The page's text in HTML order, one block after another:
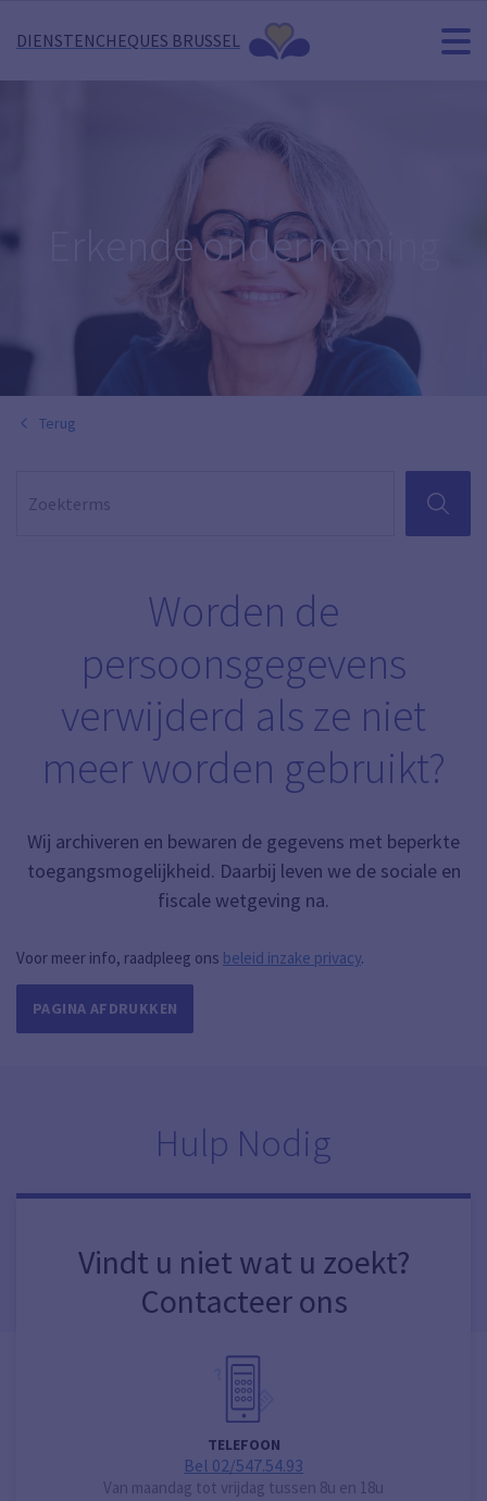
DIENSTENCHEQUES BRUSSEL
Erkende onderneming
Terug
ZOEKEN
Worden de
persoonsgegevens
verwijderd als ze niet
meer worden gebruikt?
Wij archiveren en bewaren de gegevens met beperkte
toegangsmogelijkheid. Daarbij leven we de sociale en
fiscale wetgeving na.
Voor meer info, raadpleeg ons beleid inzake privacy.
PAGINA AFDRUKKEN
Hulp Nodig
Vindt u niet wat u zoekt?
Contacteer ons
TELEFOON
Bel 02/547.54.93
Van maandag tot vrijdag tussen 8u en 18u